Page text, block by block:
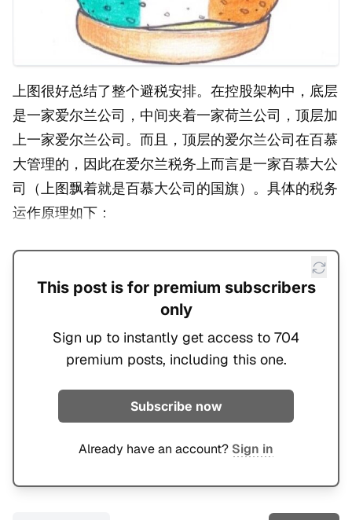
上图很好总结了整个避税安排。在控股架构中，底层
是一家爱尔兰公司，中间夹着一家荷兰公司，顶层加
上一家爱尔兰公司。而且，顶层的爱尔兰公司在百慕
大管理的，因此在爱尔兰税务上而言是一家百慕大公
司（上图飘着就是百慕大公司的国旗）。具体的税务
运作原理如下：
This post is for premium subscribers
only
Sign up to instantly get access to 704
premium posts, including this one.
Subscribe now
Already have an account? Sign in